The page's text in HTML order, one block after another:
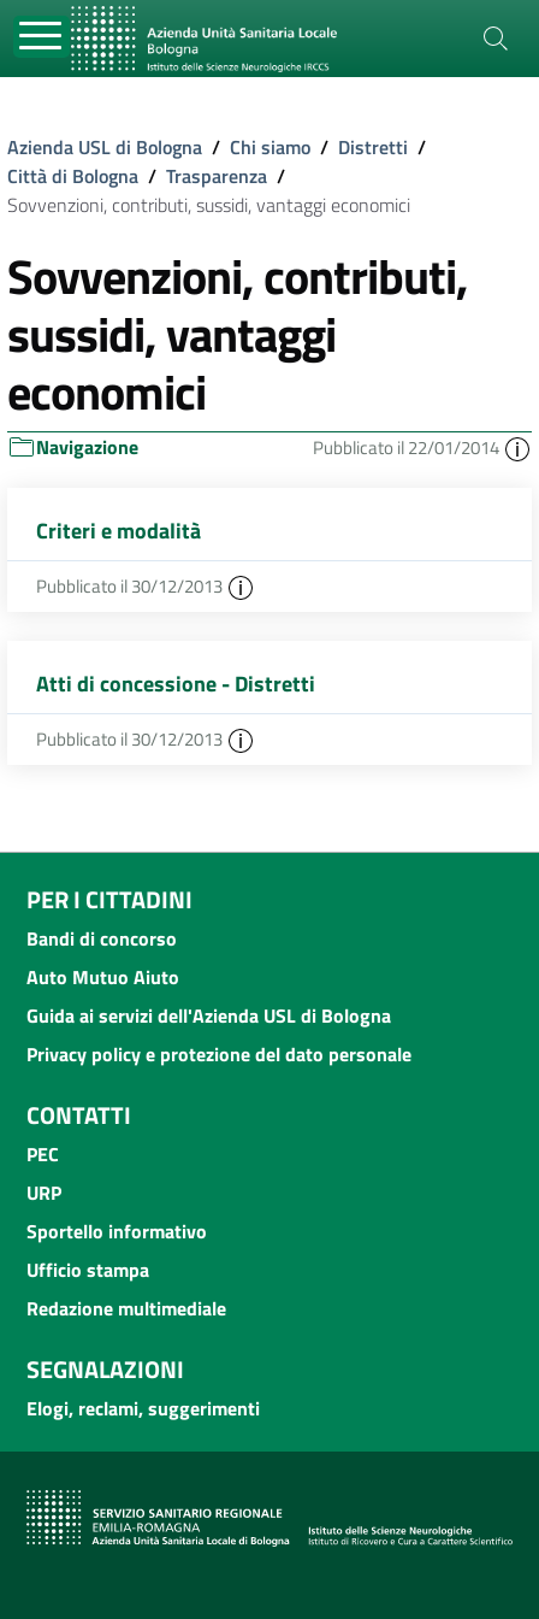
Azienda USL di Bologna / Chi siamo / Distretti /
Città di Bologna / Trasparenza /
Sovvenzioni, contributi, sussidi, vantaggi economici
Sovvenzioni, contributi,
sussidi, vantaggi
economici
Navigazione Pubblicato il 22/01/2014
Criteri e modalità
Pubblicato il 30/12/2013
Atti di concessione - Distretti
Pubblicato il 30/12/2013
PER I CITTADINI
Bandi di concorso
Auto Mutuo Aiuto
Guida ai servizi dell'Azienda USL di Bologna
Privacy policy e protezione del dato personale
CONTATTI
PEC
URP
Sportello informativo
Ufficio stampa
Redazione multimediale
SEGNALAZIONI
Elogi, reclami, suggerimenti